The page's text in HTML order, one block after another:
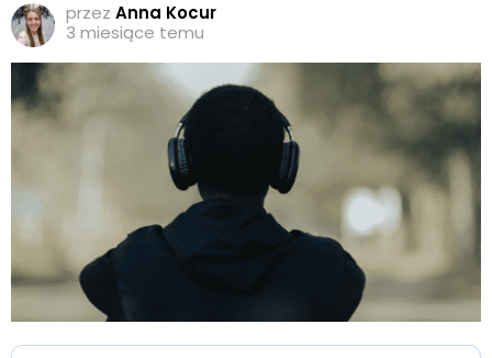
przez Anna Kocur
3 miesiące temu